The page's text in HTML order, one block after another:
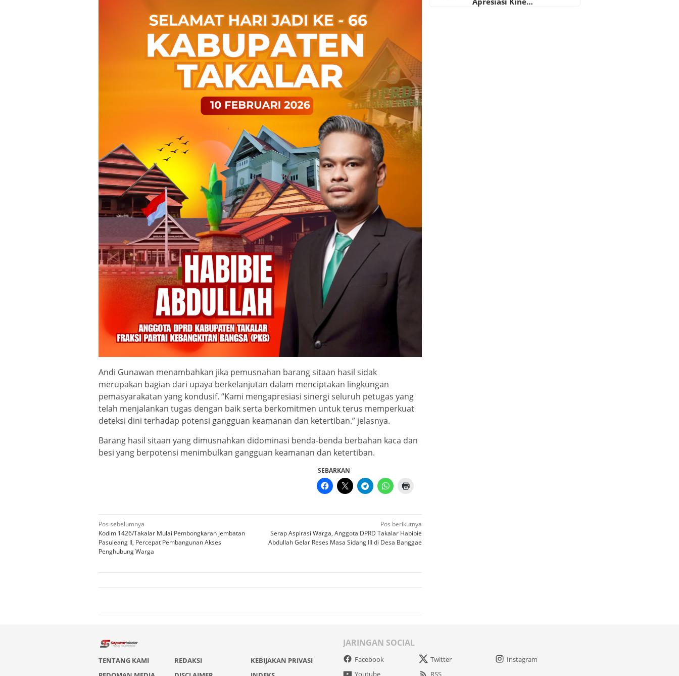
Andi Gunawan menambahkan jika pemusnahan barang sitaan hasil sidak
merupakan bagian dari upaya berkelanjutan dalam menciptakan lingkungan
pemasyarakatan yang kondusif. “Kami mengapresiasi sinergi seluruh petugas yang
telah menjalankan tugas dengan baik serta berkomitmen untuk terus memperkuat
deteksi dini terhadap potensi gangguan keamanan dan ketertiban.” jelasnya.
Barang hasil sitaan yang dimusnahkan didominasi benda-benda berbahan kaca dan
besi yang berpotensi menimbulkan gangguan keamanan dan ketertiban.
SEBARKAN
Navigasi
pos
Pos sebelumnya
Kodim 1426/Takalar Mulai Pembongkaran Jembatan
Pasuleang II, Percepat Pembangunan Akses
Penghubung Warga
Pos berikutnya
Serap Aspirasi Warga, Anggota DPRD Takalar Habibie
Abdullah Gelar Reses Masa Sidang III di Desa Banggae
TENTANG KAMI REDAKSI
KEBIJAKAN PRIVASI
JARINGAN SOCIAL
Facebook Twitter
Instagram
Youtube
RSS